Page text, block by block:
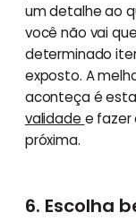
um detalhe ao
você não vai
determinado
exposto. A
aconteça é
validade e fazer
próxima.
6. Escolha